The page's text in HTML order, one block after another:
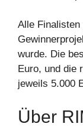
Alle Finalisten
wurde. Die
Euro, und die
jeweils 5.000
Über